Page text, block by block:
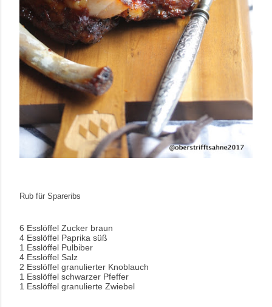
Rub für Spareribs
6 Esslöffel Zucker braun
4 Esslöffel Paprika süß
1 Esslöffel Pulbiber
4 Esslöffel Salz
2 Esslöffel granulierter Knoblauch
1 Esslöffel schwarzer Pfeffer
1 Esslöffel granulierte Zwiebel